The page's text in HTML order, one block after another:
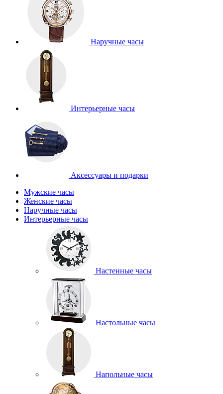
Наручные часы
Интерьерные часы
Аксессуары и подарки
Мужские часы
Женские часы
Наручные часы
Интерьерные часы
Настенные часы
Настольные часы
Напольные часы